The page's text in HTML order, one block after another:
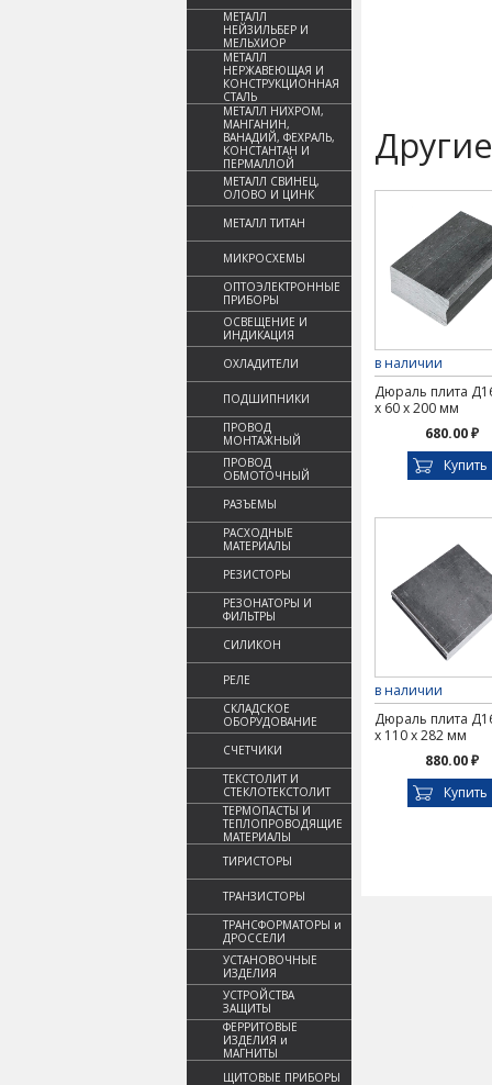
МЕТАЛЛ
НЕЙЗИЛЬБЕР И
МЕЛЬХИОР
МЕТАЛЛ
НЕРЖАВЕЮЩАЯ И
КОНСТРУКЦИОННАЯ
СТАЛЬ
МЕТАЛЛ НИХРОМ,
МАНГАНИН,
ВАНАДИЙ, ФЕХРАЛЬ,
КОНСТАНТАН И
ПЕРМАЛЛОЙ
МЕТАЛЛ СВИНЕЦ,
ОЛОВО И ЦИНК
МЕТАЛЛ ТИТАН
МИКРОСХЕМЫ
ОПТОЭЛЕКТРОННЫЕ
ПРИБОРЫ
ОСВЕЩЕНИЕ И
ИНДИКАЦИЯ
ОХЛАДИТЕЛИ
ПОДШИПНИКИ
ПРОВОД
МОНТАЖНЫЙ
ПРОВОД
ОБМОТОЧНЫЙ
РАЗЪЕМЫ
РАСХОДНЫЕ
МАТЕРИАЛЫ
РЕЗИСТОРЫ
РЕЗОНАТОРЫ И
ФИЛЬТРЫ
СИЛИКОН
РЕЛЕ
СКЛАДСКОЕ
ОБОРУДОВАНИЕ
СЧЕТЧИКИ
ТЕКСТОЛИТ И
СТЕКЛОТЕКСТОЛИТ
ТЕРМОПАСТЫ И
ТЕПЛОПРОВОДЯЩИЕ
МАТЕРИАЛЫ
ТИРИСТОРЫ
ТРАНЗИСТОРЫ
ТРАНСФОРМАТОРЫ и
ДРОССЕЛИ
УСТАНОВОЧНЫЕ
ИЗДЕЛИЯ
УСТРОЙСТВА
ЗАЩИТЫ
ФЕРРИТОВЫЕ
ИЗДЕЛИЯ и
МАГНИТЫ
ЩИТОВЫЕ ПРИБОРЫ
в наличии
Дюраль плита
х 60 х 200 мм
680.00 ₽
Купить
в наличии
Дюраль плита
х 110 х 282 мм
880.00 ₽
Купить